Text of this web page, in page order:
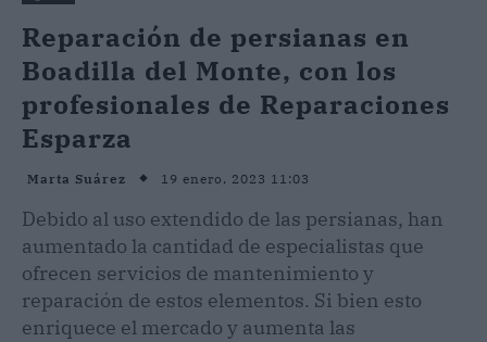
Reparación de persianas en
Boadilla del Monte, con los
profesionales de Reparaciones
Esparza
Marta Suárez 19 enero, 2023 11:03
Debido al uso extendido de las persianas, han
aumentado la cantidad de especialistas que
ofrecen servicios de mantenimiento y
reparación de estos elementos. Si bien esto
enriquece el mercado y aumenta las